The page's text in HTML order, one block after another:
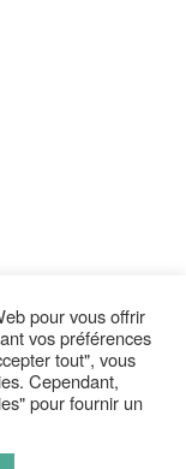
pour vous offrir
vos préférences
tout", vous
Cependant,
pour fournir un